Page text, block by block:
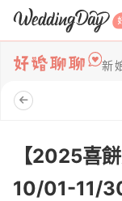
新
【2025喜
10/01-11/